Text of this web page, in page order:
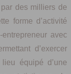
des milliers de
forme d’activité
avec
d’exercer
équipé d’une